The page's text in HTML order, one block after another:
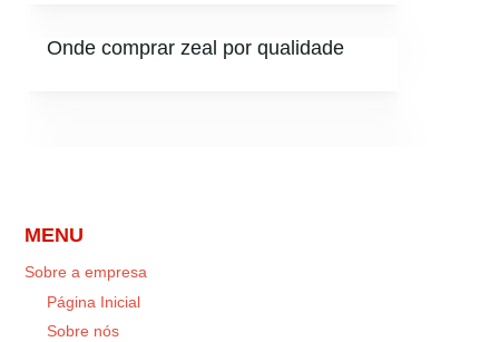
Onde comprar zeal por qualidade
MENU
Sobre a empresa
Página Inicial
Sobre nós